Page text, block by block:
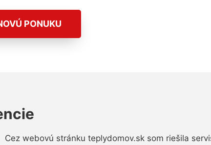
PONUKU
Cez webovú stránku teplydomov.sk som riešila